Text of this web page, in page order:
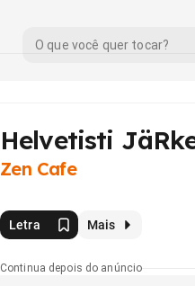
Helvetisti
Zen Cafe
Letra Mais
Continua depois do anúncio